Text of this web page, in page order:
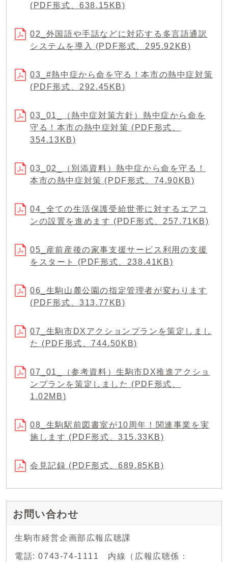
(PDF形式、638.15KB)
02_外国語や手話などに対応する多言語通訳
システムを導入 (PDF形式、295.92KB)
03_#熱中症から命を守る！本市の熱中症対策
(PDF形式、292.45KB)
03_01_（熱中症対策方針）熱中症から命を
守る！本市の熱中症対策 (PDF形式、
354.13KB)
03_02_（別添資料）熱中症から命を守る！
本市の熱中症対策 (PDF形式、74.90KB)
04_全ての生活保護受給世帯に対するエアコ
ンの設置を進めます (PDF形式、257.71KB)
05_産前産後の家事支援サービス利用の支援
をスタート (PDF形式、238.41KB)
06_生駒山麓公園の指定管理者が変わります
(PDF形式、313.77KB)
07_生駒市DXアクションプランを策定しまし
た (PDF形式、744.50KB)
07_01_（参考資料）生駒市DX推進アクショ
ンプランを策定しました (PDF形式、
1.02MB)
08_生駒駅前図書室が10周年！関連事業を実
施します (PDF形式、315.33KB)
会見記録 (PDF形式、689.85KB)
お問い合わせ
生駒市経営企画部広報広聴課
電話: 0743-74-1111 内線（広報広聴係：